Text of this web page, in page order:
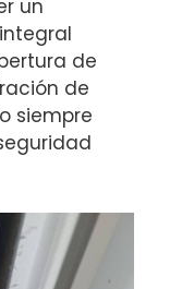
un
de
de
siempre